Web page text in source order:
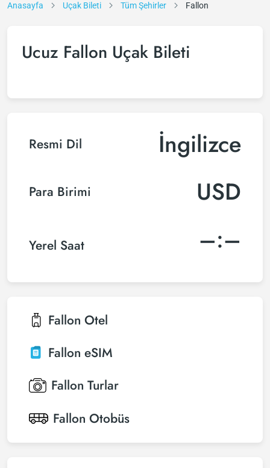
Anasayfa Uçak Bileti Tüm Şehirler Fallon
Ucuz Fallon Uçak Bileti
Resmi Dil İngilizce
Para Birimi USD
Yerel Saat –:–
Fallon Otel
Fallon eSIM
Fallon Turlar
Fallon Otobüs